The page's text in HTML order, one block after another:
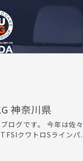
神奈川県
ログです。 今年は佐々
クワトロSラインパ